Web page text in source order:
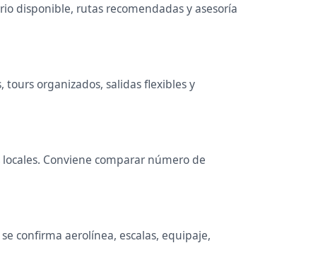
disponible, rutas recomendadas y asesoría
tours organizados, salidas flexibles y
Conviene comparar número de
confirma aerolínea, escalas, equipaje,